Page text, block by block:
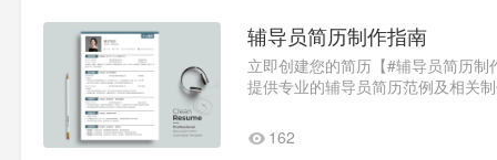
辅导员简历制作指南
立即创建您的简历【#辅导员简历
提供专业的辅导员简历范例及相关
162